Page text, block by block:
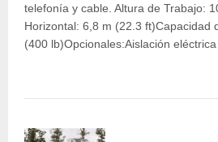
telefonía y cable. Altura de Trabajo:
Horizontal: 6,8 m (22.3 ft)Capacidad
(400 lb)Opcionales:Aislación eléctrica